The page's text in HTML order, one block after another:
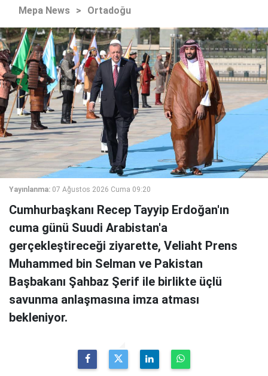
Mepa News > Ortadoğu
Yayınlanma: 07 Ağustos 2026 Cuma 09:20
Cumhurbaşkanı Recep Tayyip Erdoğan'ın
cuma günü Suudi Arabistan'a
gerçekleştireceği ziyarette, Veliaht Prens
Muhammed bin Selman ve Pakistan
Başbakanı Şahbaz Şerif ile birlikte üçlü
savunma anlaşmasına imza atması
bekleniyor.